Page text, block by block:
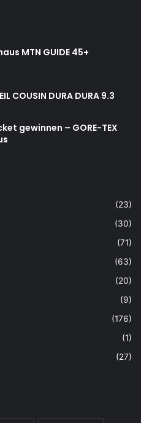
MTN GUIDE 45+
COUSIN DURA DURA 9.3
gewinnen – GORE-TEX
(23)
(30)
(71)
(63)
(20)
(9)
(176)
(1)
(27)